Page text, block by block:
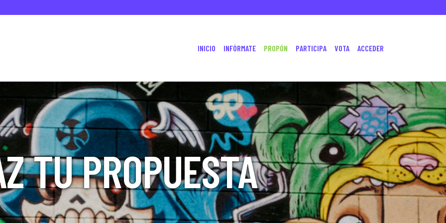
INICIO INFÓRMATE PROPÓN PARTICIPA VOTA ACCEDER
TU PROPUESTA